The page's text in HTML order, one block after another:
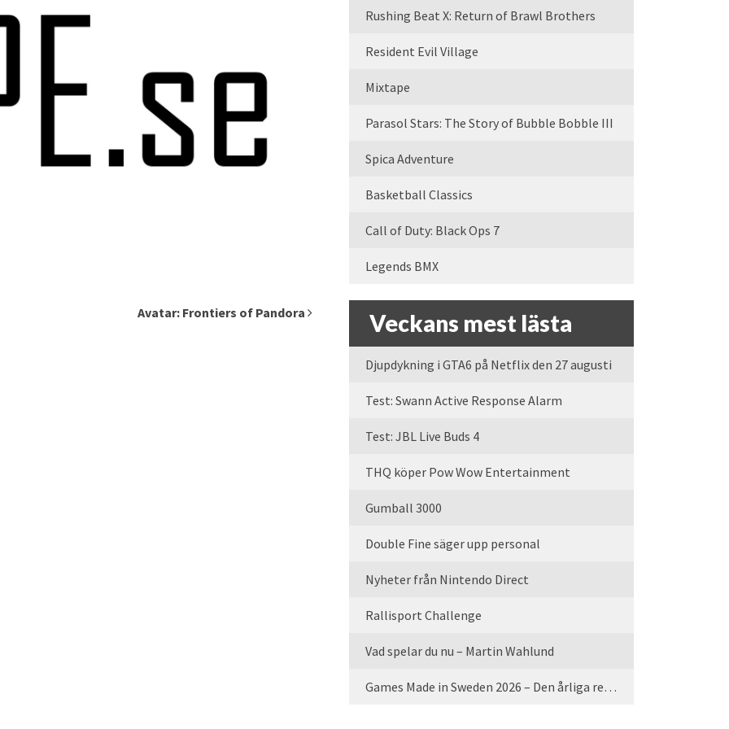
Avatar: Frontiers of Pandora
Rushing Beat X: Return of Brawl Brothers
Resident Evil Village
Mixtape
Parasol Stars: The Story of Bubble Bobble III
Spica Adventure
Basketball Classics
Call of Duty: Black Ops 7
Legends BMX
Veckans mest lästa
Djupdykning i GTA6 på Netflix den 27 augusti
Test: Swann Active Response Alarm
Test: JBL Live Buds 4
THQ köper Pow Wow Entertainment
Gumball 3000
Double Fine säger upp personal
Nyheter från Nintendo Direct
Rallisport Challenge
Vad spelar du nu – Martin Wahlund
Games Made in Sweden 2026 – Den årliga rean är tillbaka